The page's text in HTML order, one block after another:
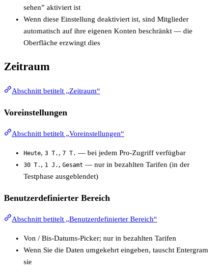
sehen” aktiviert ist
Wenn diese Einstellung deaktiviert ist, sind Mitglieder
automatisch auf ihre eigenen Konten beschränkt — die
Oberfläche erzwingt dies
Zeitraum
Abschnitt betitelt „Zeitraum“
Voreinstellungen
Abschnitt betitelt „Voreinstellungen“
Heute, 3 T. , 7 T. — bei jedem Pro-Zugriff verfügbar
30 T. , 1 J. , Gesamt — nur in bezahlten Tarifen (in der
Testphase ausgeblendet)
Benutzerdefinierter Bereich
Abschnitt betitelt „Benutzerdefinierter Bereich“
Von / Bis-Datums-Picker; nur in bezahlten Tarifen
Wenn Sie die Daten umgekehrt eingeben, tauscht Entergram
sie